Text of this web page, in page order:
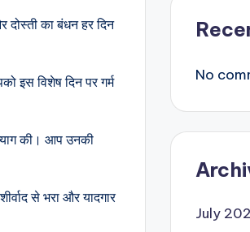
का बंधन हर दिन
इस विशेष दिन पर गर्म
की। आप उनकी
से भरा और यादगार
No
July